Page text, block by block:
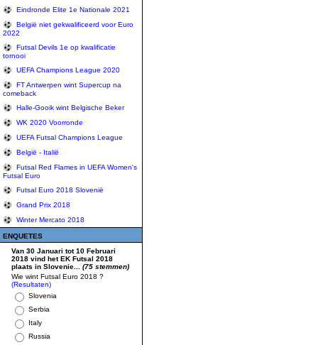
Eindronde Elite 1e Nationale 2021
België niet gekwalificeerd voor Euro
2022
Futsal Devils 1e op kwalificatie
tornooi
UEFA Champions League 2020
FT Antwerpen wint Supercup na
comeback
Halle-Gooik wint Belgische Beker
WK 2020 Voorronde
UEFA Futsal Champions League
België - Italië
Futsal Red Flames in UEFA Women's
Futsal Euro
Futsal Euro 2018 Slovenië
Grand Prix 2018
Winter Mercato 2018
ENQUETES
Van 30 Januari tot 10 Februari
2018 vind het EK Futsal 2018
plaats in Slovenie... (75 stemmen)
Wie wint Futsal Euro 2018 ?
(Resultaten)
Slovenia
Serbia
Italy
Russia